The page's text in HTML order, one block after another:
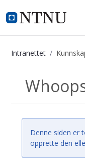
i.ntnu.no
Intranettet
Tilbake
Denne siden er
opprette den